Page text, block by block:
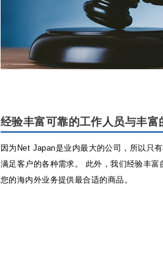
经验丰富可靠的工作人员与丰富
因为Net Japan是业内最大的公司，所以只
满足客户的各种需求。 此外，我们经验丰
您的海内外业务提供最合适的商品。